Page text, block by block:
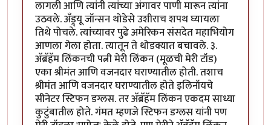
लागली आणि त्यांनी त्यांच्या अंगावर पाणी मारून त्यांना
उठवले. अँड्र्यू जॉन्सन थोडेसे उशीराच शपथ घ्यायला
तिथे पोचले. त्यांच्यावर पुढे अमेरिकन संसदेत महाभियोग
आणला गेला होता. त्यातून ते थोडक्यात बचावले. ३.
अ‍ॅब्रॅहॅम लिंकनची पत्नी मेरी लिंकन (मूळची मेरी टॉड)
एका श्रीमंत आणि वजनदार घराण्यातील होती. तशाच
श्रीमंत आणि वजनदार घराण्यातील होते इलिनॉयचे
सीनेटर स्टिफन डग्लस. तर अ‍ॅब्रॅहॅम लिंकन एकदम साध्या
कुटुंबातील होते. गंमत म्हणजे स्टिफन डग्लस यांनी पण